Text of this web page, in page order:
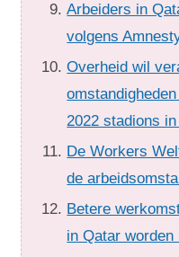
Arbeiders in
volgens
Overheid wil
2022 stadions
De Workers
de
Betere
in Qatar worden